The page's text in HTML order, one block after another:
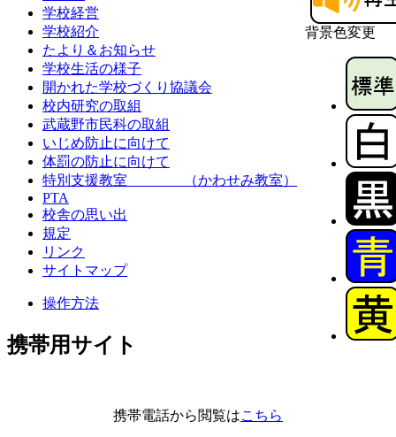
背景色変更
学校経営
学校紹介
たより＆お知らせ
学校生活の様子
開かれた学校づくり協議会
校内研究の取組
武蔵野市民科の取組
いじめ防止に向けて
体罰の防止に向けて
特別支援教室 （かわせみ教室）
PTA
校舎の思い出
規定
リンク
サイトマップ
操作方法
携帯用サイト
携帯電話から閲覧はこちら